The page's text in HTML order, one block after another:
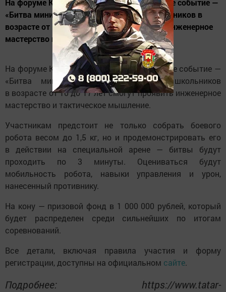
На форуме Kazan Digital Week пройдет яркое событие —
«Битва мини-роботов», где команды школьников в
возрасте от 10 до 17 лет смогут проявить инженерное
мастерство и тактическое мышление.
На форуме Kazan Digital Week пройдет яркое событие —
«Битва мини-роботов», где команды школьников
в возрасте от 10 до 17 лет смогут проявить инженерное
мастерство и тактическое мышление.
Участникам предстоит не только собрать боевого
робота весом до 1,5 кг, но и продемонстрировать его
в действии на специальной арене — битвы будут
проходить по 3 минуты. Оцениваться будут
мобильность робота, навыки управления и урон,
нанесенный противнику.
На кону — призовой фонд в 1 000 000 рублей, который
будет распределен среди сильнейших по итогам
соревнований.
Все детали, включая правила участия и форму
регистрации, доступны на официальном сайте.
Подробнее: https://www.tatar-